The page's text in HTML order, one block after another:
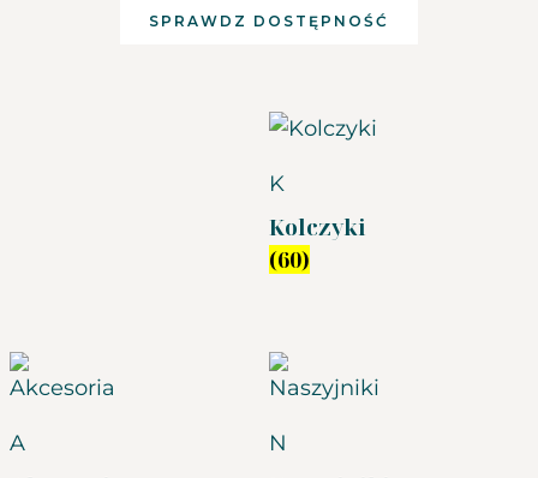
SPRAWDZ DOSTĘPNOŚĆ
K
Kolczyki
(60)
A N